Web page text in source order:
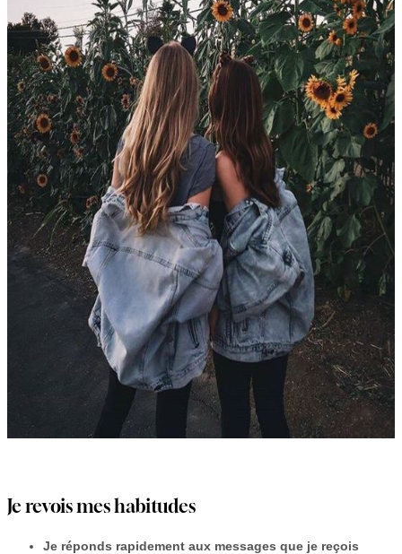
Je revois mes habitudes
Je réponds rapidement aux messages que je reçois